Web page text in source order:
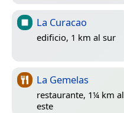
La Curacao
edificio, 1 km al sur
La Gemelas
restaurante, 1¼ km al
este